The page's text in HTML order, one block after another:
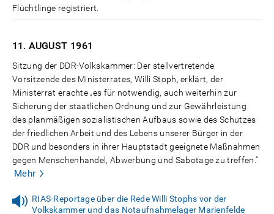
Flüchtlinge registriert.
11. AUGUST 1961
Sitzung der DDR-Volkskammer: Der stellvertretende
Vorsitzende des Ministerrates, Willi Stoph, erklärt, der
Ministerrat erachte „es für notwendig, auch weiterhin zur
Sicherung der staatlichen Ordnung und zur Gewährleistung
des planmäßigen sozialistischen Aufbaus sowie des Schutzes
der friedlichen Arbeit und des Lebens unserer Bürger in der
DDR und besonders in ihrer Hauptstadt geeignete Maßnahmen
gegen Menschenhandel, Abwerbung und Sabotage zu treffen."
Mehr
RIAS-Reportage über die Rede Willi Stophs vor der
Volkskammer und das Notaufnahmelager Marienfelde